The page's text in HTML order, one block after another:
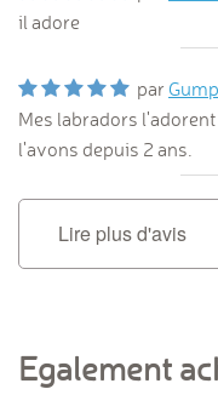
il adore
par Gump
Mes labradors
l'avons depuis 2 ans.
Lire plus d'avis
Egalement